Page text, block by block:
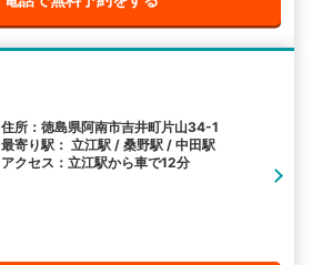
住所：徳島県阿南市吉井町片山34-1
最寄り駅： 立江駅 / 桑野駅 / 中田駅
アクセス：立江駅から車で12分